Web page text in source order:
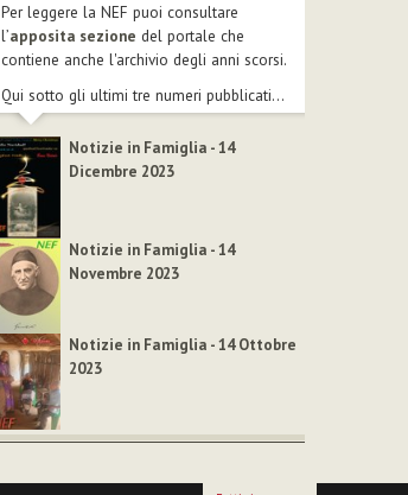
Per leggere la NEF puoi consultare
l’apposita sezione del portale che
contiene anche l'archivio degli anni scorsi.
Qui sotto gli ultimi tre numeri pubblicati...
Notizie in Famiglia - 14
Dicembre 2023
Notizie in Famiglia - 14
Novembre 2023
Notizie in Famiglia - 14 Ottobre
2023